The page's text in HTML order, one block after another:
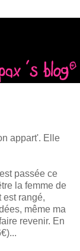
appart'. Elle
passée ce
la femme de
est rangé,
même ma
revenir. En